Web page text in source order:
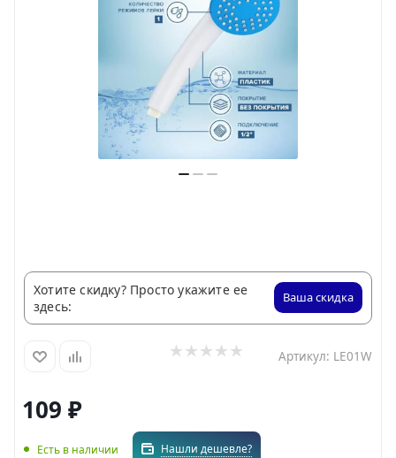
Хотите скидку? Просто укажите ее
здесь:
Ваша скидка
Артикул: LE01W
109 ₽
Есть в наличии Нашли дешевле?